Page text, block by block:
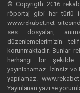
© Copyrigth 2016
röportaj gibi her türlü
www.rekabet.net
ses dosyaları,
düzenlemelerimizin
korunmaktadır. Bunlar
herhangi bir şekilde
yayınlanamaz. İzinsiz ve
yapılamaz.
Yayınlanan yazı ve